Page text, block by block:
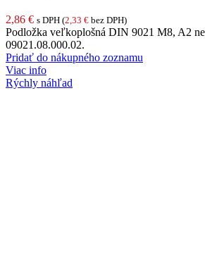
2,86 € s DPH (2,33 € bez DPH)
Podložka veľkoplošná DIN 9021 M8, A2
09021.08.000.02.
Pridať do nákupného zoznamu
Viac info
Rýchly náhľad